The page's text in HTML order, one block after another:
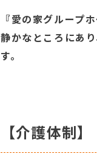
『愛の家グループ
静かなところにあ
す。
【介護体制】